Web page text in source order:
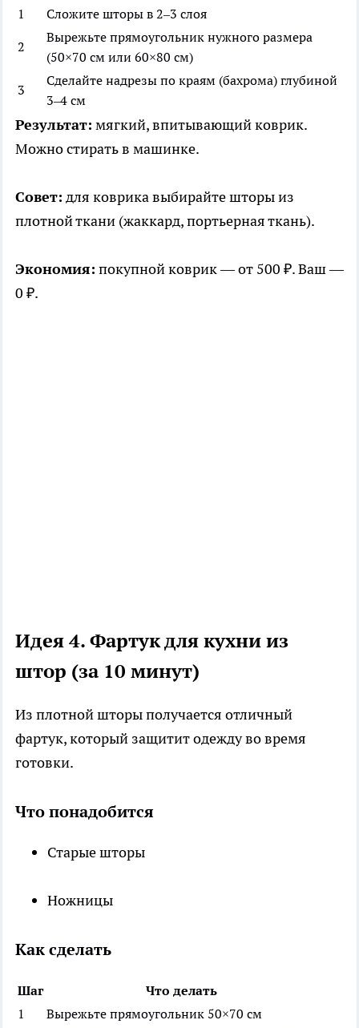
1
Сложите шторы в 2–3 слоя
2
Вырежьте прямоугольник нужного размера
(50×70 см или 60×80 см)
3
Сделайте надрезы по краям (бахрома) глубиной
3–4 см
Результат: мягкий, впитывающий коврик.
Можно стирать в машинке.
Совет: для коврика выбирайте шторы из
плотной ткани (жаккард, портьерная ткань).
Экономия: покупной коврик — от 500 ₽. Ваш —
0 ₽.
Идея 4. Фартук для кухни из
штор (за 10 минут)
Из плотной шторы получается отличный
фартук, который защитит одежду во время
готовки.
Что понадобится
Старые шторы
Ножницы
Как сделать
Шаг
Что делать
1
Вырежьте прямоугольник 50×70 см